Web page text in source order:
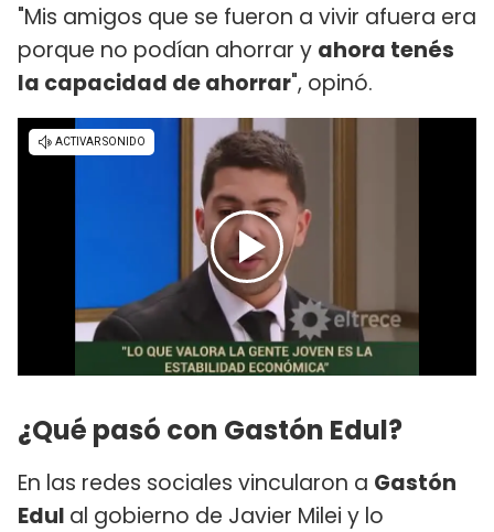
"Mis amigos que se fueron a vivir afuera era
porque no podían ahorrar y ahora tenés
la capacidad de ahorrar", opinó.
¿Qué pasó con Gastón Edul?
En las redes sociales vincularon a Gastón
Edul al gobierno de Javier Milei y lo